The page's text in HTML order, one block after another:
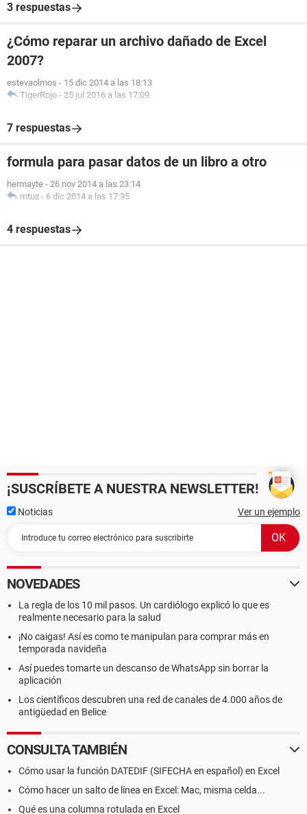
3 respuestas
¿Cómo reparar un archivo dañado de Excel
2007?
estevaolmos - 15 dic 2014 a las 18:13
TigerRojo - 25 jul 2016 a las 17:09
7 respuestas
formula para pasar datos de un libro a otro
hermayte - 26 nov 2014 a las 23:14
mtuz - 6 dic 2014 a las 17:35
4 respuestas
¡SUSCRÍBETE A NUESTRA NEWSLETTER!
Noticias Ver un ejemplo
NOVEDADES
La regla de los 10 mil pasos. Un cardiólogo explicó lo que es
realmente necesario para la salud
¡No caigas! Así es como te manipulan para comprar más en
temporada navideña
Así puedes tomarte un descanso de WhatsApp sin borrar la
aplicación
Los científicos descubren una red de canales de 4.000 años de
antigüedad en Belice
CONSULTA TAMBIÉN
Cómo usar la función DATEDIF (SIFECHA en español) en Excel
Cómo hacer un salto de línea en Excel: Mac, misma celda...
Qué es una columna rotulada en Excel